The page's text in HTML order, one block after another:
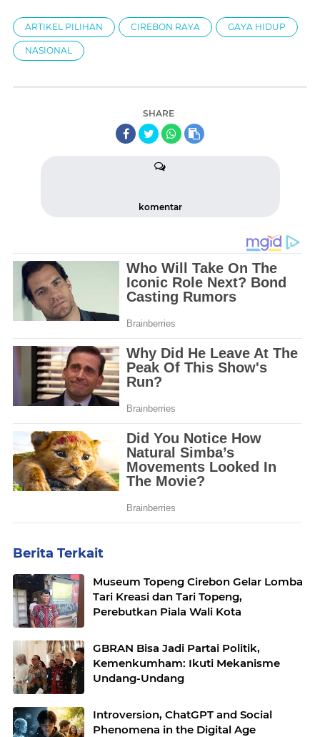
ARTIKEL PILIHAN CIREBON RAYA GAYA HIDUP
NASIONAL
SHARE
komentar
Berita Terkait
Museum Topeng Cirebon Gelar Lomba
Tari Kreasi dan Tari Topeng,
Perebutkan Piala Wali Kota
GBRAN Bisa Jadi Partai Politik,
Kemenkumham: Ikuti Mekanisme
Undang-Undang
Introversion, ChatGPT and Social
Phenomena in the Digital Age